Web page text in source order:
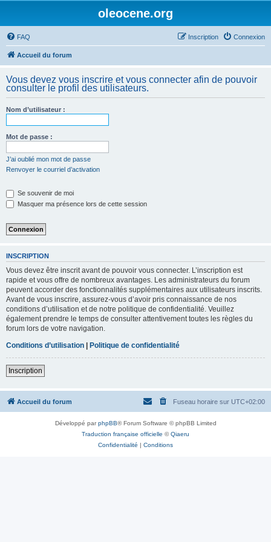
oleocene.org
FAQ Connexion
Inscription
Accueil du forum
Vous devez vous inscrire et vous connecter afin de pouvoir
consulter le profil des utilisateurs.
Nom d’utilisateur :
Mot de passe :
J’ai oublié mon mot de passe
Renvoyer le courriel d’activation
Se souvenir de moi
Masquer ma présence lors de cette session
INSCRIPTION
Vous devez être inscrit avant de pouvoir vous connecter. L’inscription est
rapide et vous offre de nombreux avantages. Les administrateurs du forum
peuvent accorder des fonctionnalités supplémentaires aux utilisateurs inscrits.
Avant de vous inscrire, assurez-vous d’avoir pris connaissance de nos
conditions d’utilisation et de notre politique de confidentialité. Veuillez
également prendre le temps de consulter attentivement toutes les règles du
forum lors de votre navigation.
Conditions d’utilisation | Politique de confidentialité
Inscription
Accueil du forum Fuseau horaire sur UTC+02:00
Développé parphpBB® Forum Software © phpBB Limited
Traduction française officielle ©Qiaeru
Confidentialité | Conditions